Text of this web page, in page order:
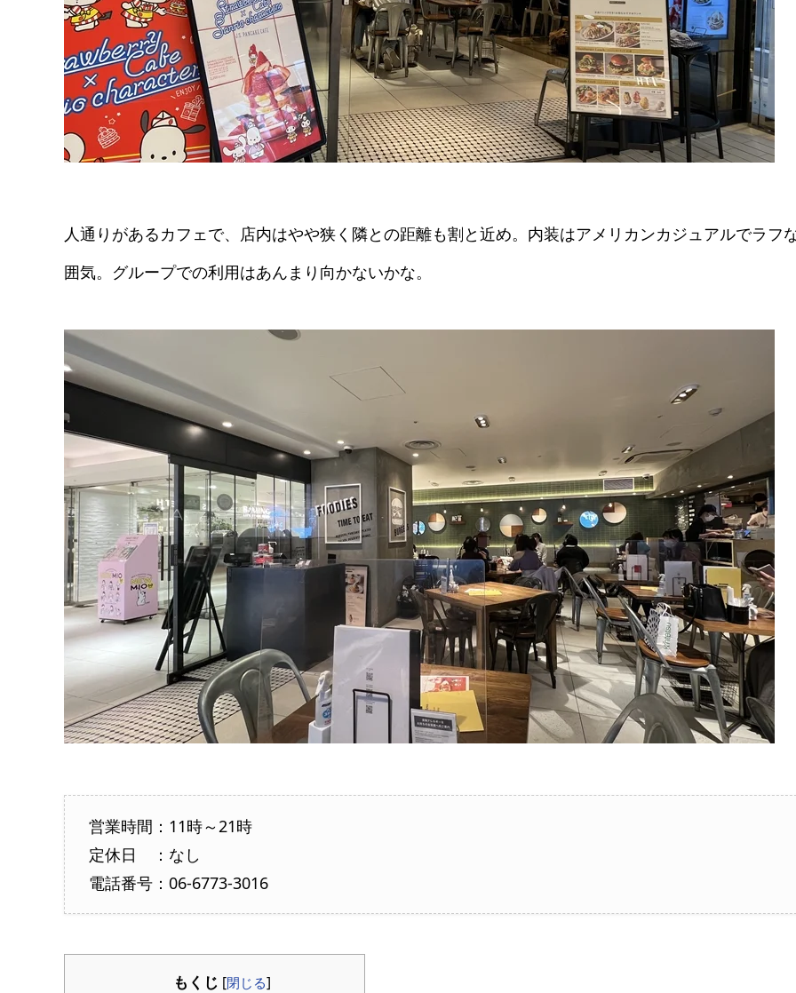
人通りがあるカフェで、店内はやや狭く隣との距離も割と近め。内装はアメリカンカジュアルでラフ
囲気。グループでの利用はあんまり向かないかな。
営業時間：11時～21時
定休日 ：なし
電話番号：06-6773-3016
もくじ [閉じる]